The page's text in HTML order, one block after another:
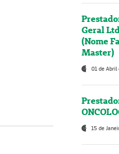
Geral
(Nome
Master)
01 de Abril
15 de